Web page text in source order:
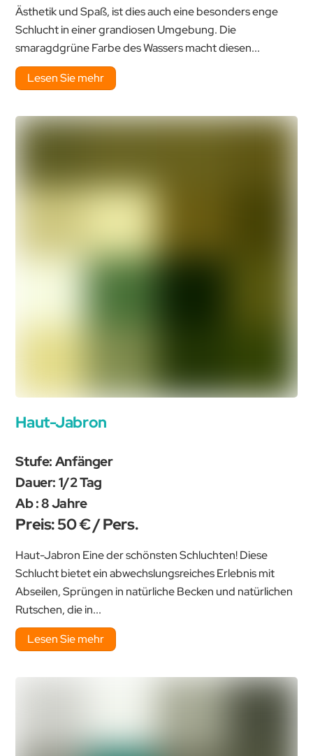
Ästhetik und Spaß, ist dies auch eine besonders enge
Schlucht in einer grandiosen Umgebung. Die
smaragdgrüne Farbe des Wassers macht diesen...
Lesen Sie mehr
Haut-Jabron
Stufe: Anfänger
Dauer: 1/2 Tag
Ab : 8 Jahre
Preis: 50 € / Pers.
Haut-Jabron Eine der schönsten Schluchten! Diese
Schlucht bietet ein abwechslungsreiches Erlebnis mit
Abseilen, Sprüngen in natürliche Becken und natürlichen
Rutschen, die in...
Lesen Sie mehr